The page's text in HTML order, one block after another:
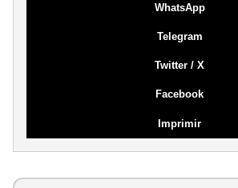
WhatsApp
Telegram
Twitter / X
Facebook
Imprimir